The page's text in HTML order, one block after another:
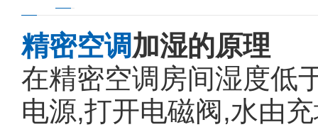
精密空调加湿的原理
在精密空调房间湿度低
电源,打开电磁阀,水由